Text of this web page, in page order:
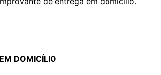
DOMICÍLIO